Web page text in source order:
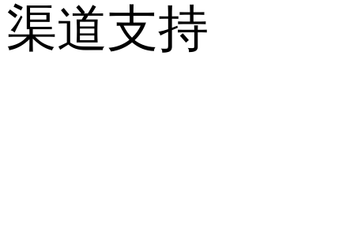
渠道支持